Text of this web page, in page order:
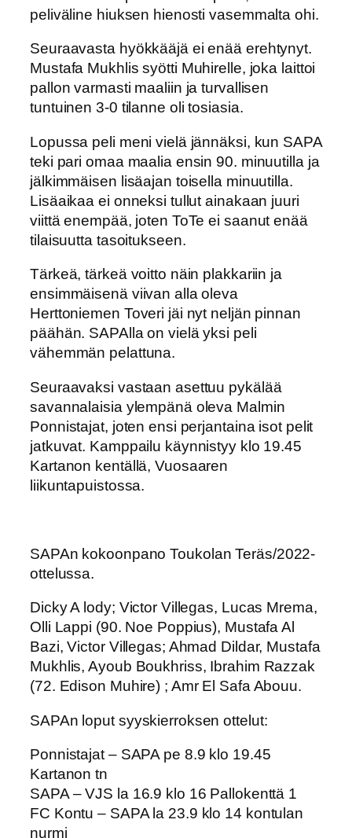
peliväline hiuksen hienosti vasemmalta ohi.
Seuraavasta hyökkääjä ei enää erehtynyt.
Mustafa Mukhlis syötti Muhirelle, joka laittoi
pallon varmasti maaliin ja turvallisen
tuntuinen 3-0 tilanne oli tosiasia.
Lopussa peli meni vielä jännäksi, kun SAPA
teki pari omaa maalia ensin 90. minuutilla ja
jälkimmäisen lisäajan toisella minuutilla.
Lisäaikaa ei onneksi tullut ainakaan juuri
viittä enempää, joten ToTe ei saanut enää
tilaisuutta tasoitukseen.
Tärkeä, tärkeä voitto näin plakkariin ja
ensimmäisenä viivan alla oleva
Herttoniemen Toveri jäi nyt neljän pinnan
päähän. SAPAlla on vielä yksi peli
vähemmän pelattuna.
Seuraavaksi vastaan asettuu pykälää
savannalaisia ylempänä oleva Malmin
Ponnistajat, joten ensi perjantaina isot pelit
jatkuvat. Kamppailu käynnistyy klo 19.45
Kartanon kentällä, Vuosaaren
liikuntapuistossa.
SAPAn kokoonpano Toukolan Teräs/2022-
ottelussa.
Dicky A lody; Victor Villegas, Lucas Mrema,
Olli Lappi (90. Noe Poppius), Mustafa Al
Bazi, Victor Villegas; Ahmad Dildar, Mustafa
Mukhlis, Ayoub Boukhriss, Ibrahim Razzak
(72. Edison Muhire) ; Amr El Safa Abouu.
SAPAn loput syyskierroksen ottelut:
Ponnistajat – SAPA pe 8.9 klo 19.45
Kartanon tn
SAPA – VJS la 16.9 klo 16 Pallokenttä 1
FC Kontu – SAPA la 23.9 klo 14 kontulan
nurmi